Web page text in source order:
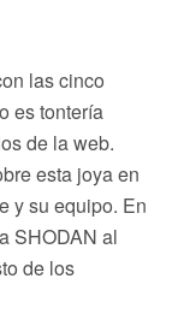
las cinco
es tontería
de la web.
esta joya en
y su equipo. En
SHODAN al
de los